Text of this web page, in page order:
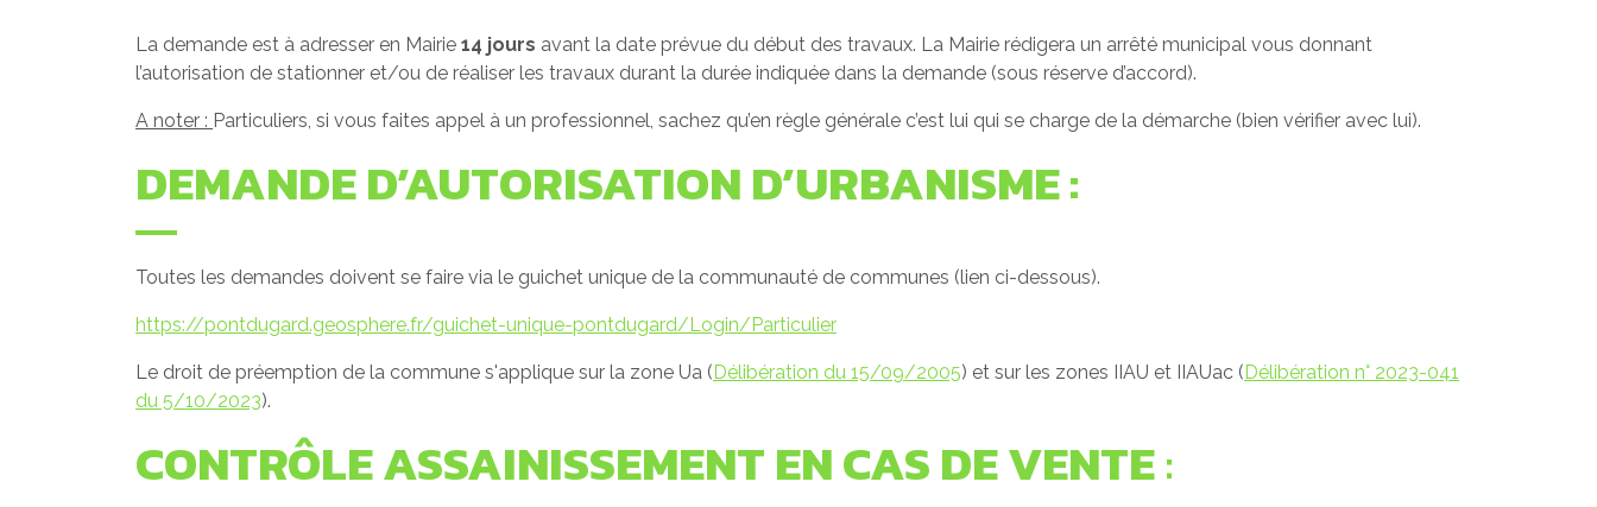
La demande est à adresser en Mairie 14 jours avant la date prévue du début des travaux. La Mairie rédigera un arrêté municipal vous donnant
l’autorisation de stationner et/ou de réaliser les travaux durant la durée indiquée dans la demande (sous réserve d’accord).
A noter : Particuliers, si vous faites appel à un professionnel, sachez qu’en règle générale c’est lui qui se charge de la démarche (bien vérifier avec lui).
DEMANDE D’AUTORISATION D’URBANISME :
Toutes les demandes doivent se faire via le guichet unique de la communauté de communes (lien ci-dessous).
https://pontdugard.geosphere.fr/guichet-unique-pontdugard/Login/Particulier
Le droit de préemption de la commune s'applique sur la zone Ua (Délibération du 15/09/2005) et sur les zones IIAU et IIAUac (Délibération n° 2023-041
du 5/10/2023).
CONTRÔLE ASSAINISSEMENT EN CAS DE VENTE: